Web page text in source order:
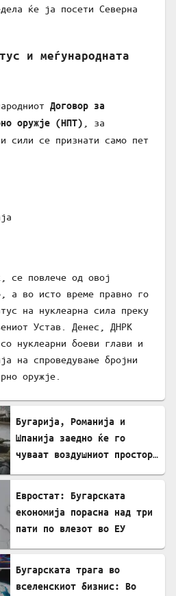
ќе ја посети Северна
и меѓународната
Договор за
оружје (НПТ) , за
сили се признати само пет
се повлече од овој
а во исто време правно го
на нуклеарна сила преку
Устав. Денес, ДНРК
нуклеарни боеви глави и
на спроведување бројни
оружје.
Бугарија, Романија и
Шпанија заедно ќе го
чуваат воздушниот простор
Евростат: Бугарската
економија порасна над три
пати по влезот во ЕУ
Бугарската трага во
вселенскиот бизнис: Во